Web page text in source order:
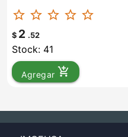
star_border star_border star_border star_border star_border
$ 2 .52
Stock: 41
Agregar add_shopping_cart